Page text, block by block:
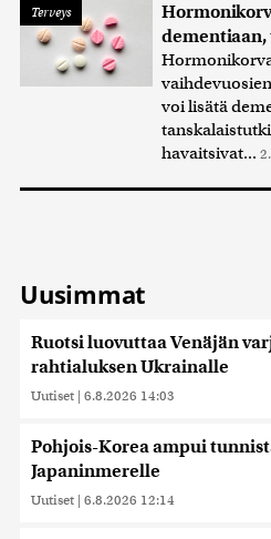
Terveys
voi lisätä
havaitsivat...
Uusimmat
Ruotsi luovuttaa Venäjän
rahtialuksen Ukrainalle
Uutiset | 6.8.2026 14:03
Pohjois-Korea ampui
Japaninmerelle
Uutiset | 6.8.2026 12:14